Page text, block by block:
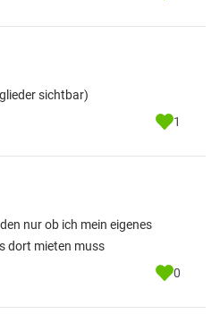
sichtbar)
1
nur ob ich mein eigenes
dort mieten muss
0